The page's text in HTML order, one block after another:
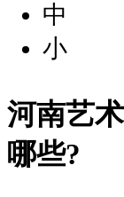
中
小
河南艺
哪些?